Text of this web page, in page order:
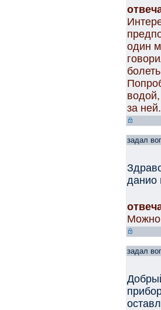
один
за
задал
данио
задал